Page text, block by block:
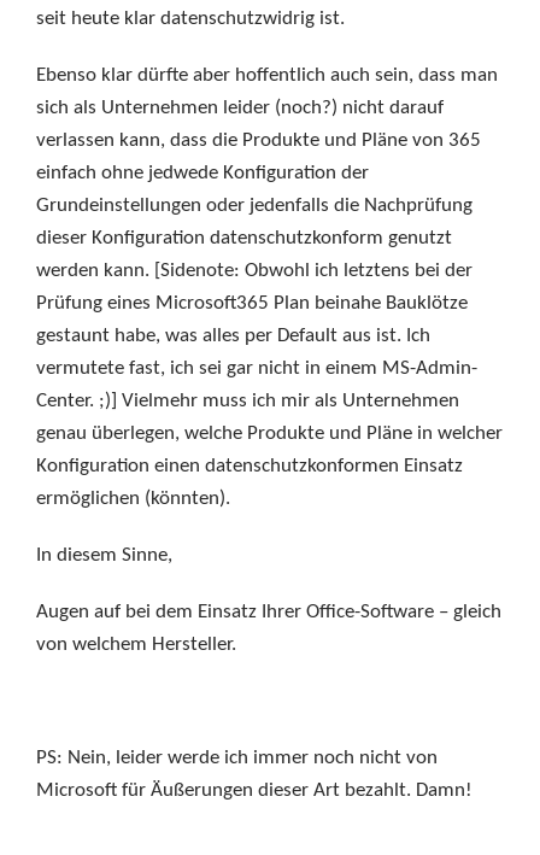
seit heute klar datenschutzwidrig ist.
Ebenso klar dürfte aber hoffentlich auch sein, dass man
sich als Unternehmen leider (noch?) nicht darauf
verlassen kann, dass die Produkte und Pläne von 365
einfach ohne jedwede Konfiguration der
Grundeinstellungen oder jedenfalls die Nachprüfung
dieser Konfiguration datenschutzkonform genutzt
werden kann. [Sidenote: Obwohl ich letztens bei der
Prüfung eines Microsoft365 Plan beinahe Bauklötze
gestaunt habe, was alles per Default aus ist. Ich
vermutete fast, ich sei gar nicht in einem MS-Admin-
Center. ;)] Vielmehr muss ich mir als Unternehmen
genau überlegen, welche Produkte und Pläne in welcher
Konfiguration einen datenschutzkonformen Einsatz
ermöglichen (könnten).
In diesem Sinne,
Augen auf bei dem Einsatz Ihrer Office-Software – gleich
von welchem Hersteller.
PS: Nein, leider werde ich immer noch nicht von
Microsoft für Äußerungen dieser Art bezahlt. Damn!